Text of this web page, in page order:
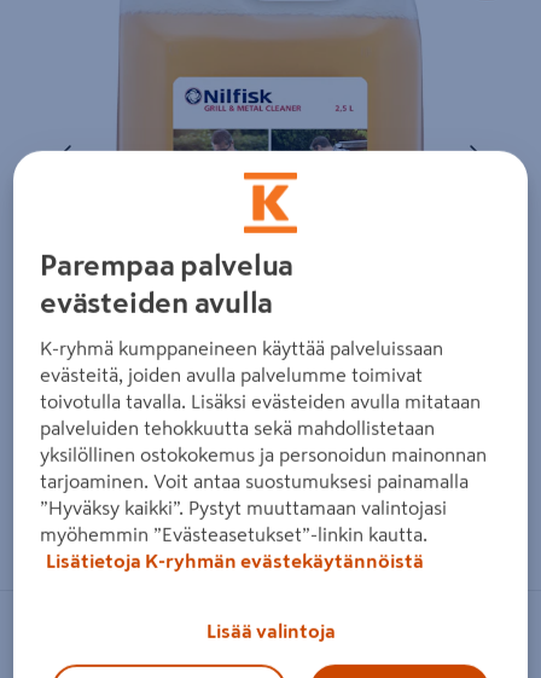
Zoomaa kuvaa sormilla kosketusnäytöllä
Parempaa palvelua
evästeiden avulla
K-ryhmä kumppaneineen käyttää palveluissaan
evästeitä, joiden avulla palvelumme toimivat
toivotulla tavalla. Lisäksi evästeiden avulla mitataan
palveluiden tehokkuutta sekä mahdollistetaan
yksilöllinen ostokokemus ja personoidun mainonnan
tarjoaminen. Voit antaa suostumuksesi painamalla
”Hyväksy kaikki”. Pystyt muuttamaan valintojasi
myöhemmin ”Evästeasetukset”-linkin kautta.
Lisätietoja K-ryhmän evästekäytännöistä
Lisää valintoja